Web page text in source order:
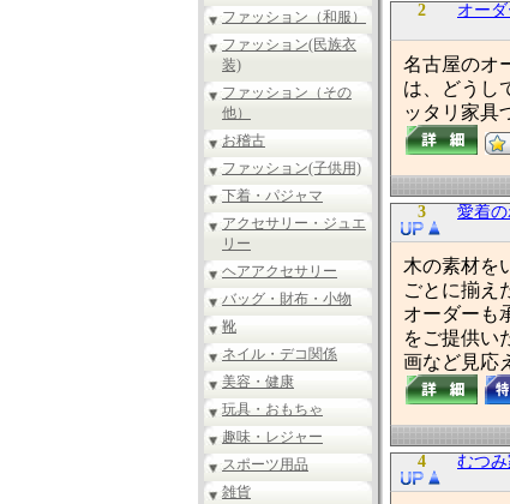
ファッション（和服）
ファッション(民族衣
装)
ファッション（その
他）
お稽古
ファッション(子供用)
下着・パジャマ
アクセサリー・ジュエ
リー
ヘアアクセサリー
バッグ・財布・小物
靴
ネイル・デコ関係
美容・健康
玩具・おもちゃ
趣味・レジャー
スポーツ用品
雑貨
2 オー
名古屋のオ
は、どうし
ッタリ家具
3 愛着
木の素材を
ごとに揃え
オーダーも
をご提供い
画など見応
4 むつ